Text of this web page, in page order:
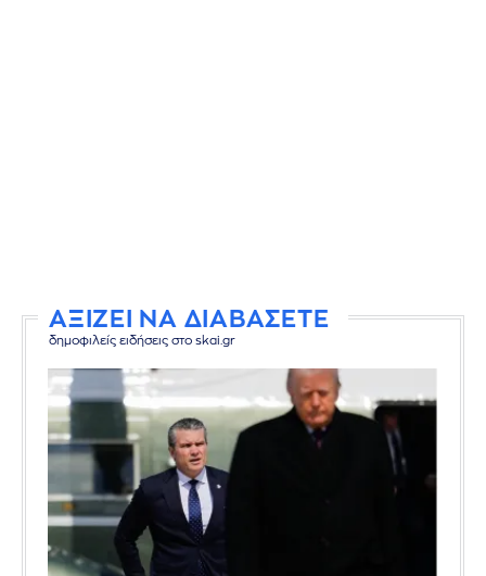
ΑΞΙΖΕΙ ΝΑ ΔΙΑΒΑΣΕΤΕ
δημοφιλείς ειδήσεις στο skai.gr